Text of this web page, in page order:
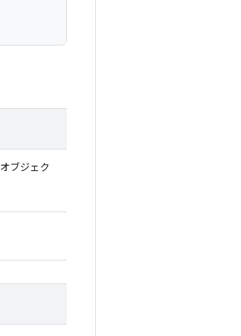
オブジェク